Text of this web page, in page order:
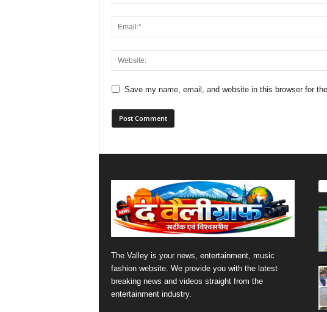
Save my name, email, and website in this browser for
The Valley is your news, entertainment, music
fashion website. We provide you with the latest
breaking news and videos straight from the
entertainment industry.